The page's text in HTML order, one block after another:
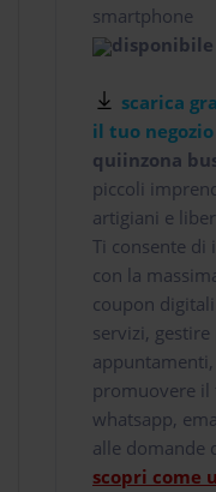
smartphone
disponibile
scarica
il tuo negozio
quiinzona
piccoli
artigiani e
Ti consente di
con la
coupon
servizi,
promuovere il
whatsapp,
alle domande
scopri come